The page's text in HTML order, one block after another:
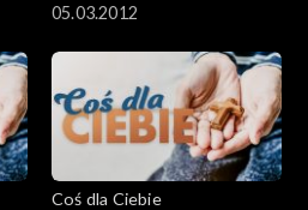
05.03.2012
Coś dla Ciebie